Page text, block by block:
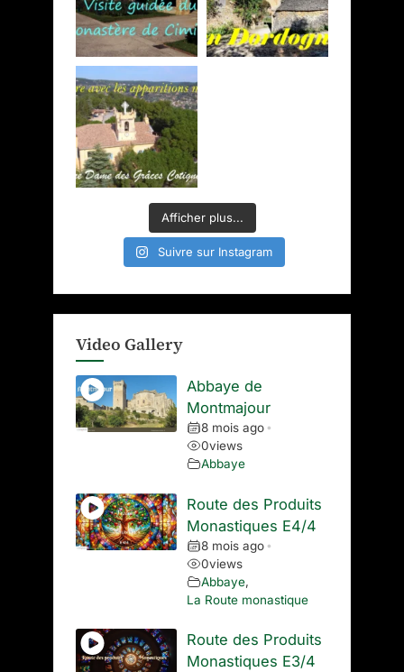
Afficher plus...
Suivre sur Instagram
Video Gallery
Abbaye de
Montmajour
8 mois ago •
0views
Abbaye
Route des Produits
Monastiques E4/4
8 mois ago •
0views
Abbaye,
La Route monastique
Route des Produits
Monastiques E3/4